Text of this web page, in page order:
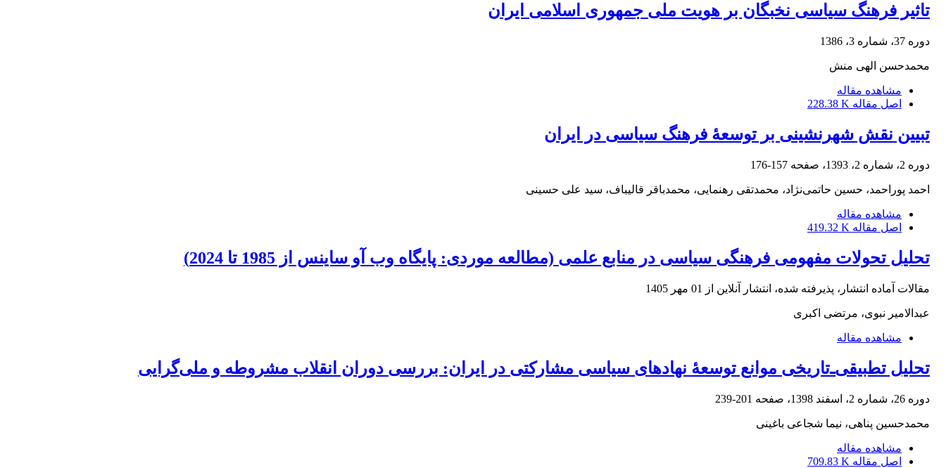
تاثیر فرهنگ سیاسی نخبگان بر هویت ملی جمهوری اسلامی ایران
دوره 37، شماره 3، 1386
محمدحسن الهی منش
مشاهده مقاله
اصل مقاله 228.38 K
تبیین نقش شهرنشینی بر توسعۀ فرهنگ سیاسی در ایران
دوره 2، شماره 2، 1393، صفحه 157-176
احمد پوراحمد، حسین حاتمی‌نژاد، محمدتقی رهنمایی، محمدباقر قالیباف، سید علی حسینی
مشاهده مقاله
اصل مقاله 419.32 K
تحلیل تحولات مفهومی فرهنگی سیاسی در منابع علمی (مطالعه موردی: پایگاه وب آو ساینس از 1985 تا 2024)
مقالات آماده انتشار، پذیرفته شده، انتشار آنلاین از 01 مهر 1405
عبدالامیر نبوی، مرتضی اکبری
مشاهده مقاله
تحلیل تطبیقی‌ـ‌تاریخی موانع توسعۀ نهادهای سیاسی مشارکتی در ایران: بررسی دوران انقلاب مشروطه و ملی‌گرایی
دوره 26، شماره 2، اسفند 1398، صفحه 201-239
محمدحسین پناهی، نیما شجاعی باغینی
مشاهده مقاله
اصل مقاله 709.83 K